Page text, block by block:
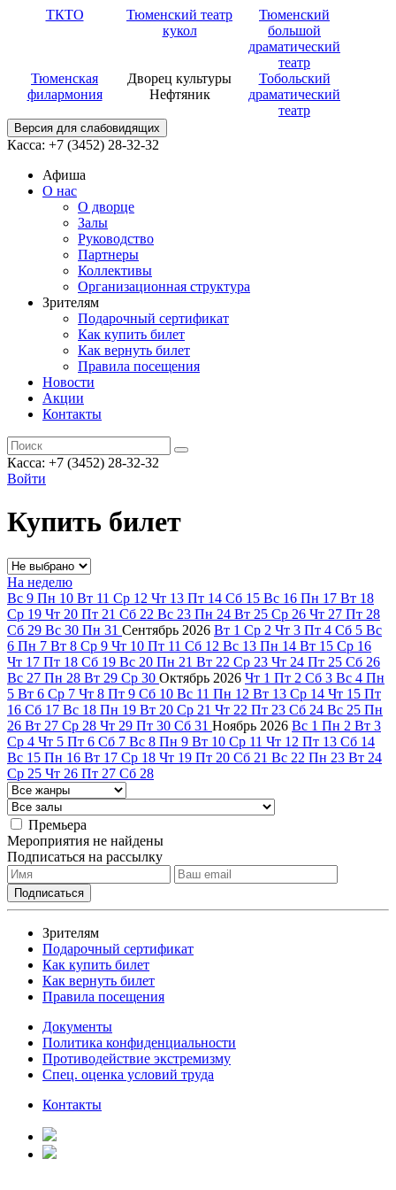
ТКТО
Тюменский театр
кукол
Тюменский
большой
драматический
театр
Тюменская
филармония
Дворец культуры
Нефтяник
Тобольский
драматический
театр
Версия для слабовидящих
Касса: +7 (3452) 28-32-32
Афиша
О нас
О дворце
Залы
Руководство
Партнеры
Коллективы
Организационная структура
Зрителям
Подарочный сертификат
Как купить билет
Как вернуть билет
Правила посещения
Новости
Акции
Контакты
Касса: +7 (3452) 28-32-32
Войти
Купить билет
На неделю
Вс 9 Пн 10 Вт 11 Ср 12 Чт 13 Пт 14 Сб 15 Вс 16 Пн 17 Вт 18
Ср 19 Чт 20 Пт 21 Сб 22 Вс 23 Пн 24 Вт 25 Ср 26 Чт 27 Пт 28
Сб 29 Вс 30 Пн 31 Сентябрь 2026 Вт 1 Ср 2 Чт 3 Пт 4 Сб 5 Вс
6 Пн 7 Вт 8 Ср 9 Чт 10 Пт 11 Сб 12 Вс 13 Пн 14 Вт 15 Ср 16
Чт 17 Пт 18 Сб 19 Вс 20 Пн 21 Вт 22 Ср 23 Чт 24 Пт 25 Сб 26
Вс 27 Пн 28 Вт 29 Ср 30 Октябрь 2026 Чт 1 Пт 2 Сб 3 Вс 4 Пн
5 Вт 6 Ср 7 Чт 8 Пт 9 Сб 10 Вс 11 Пн 12 Вт 13 Ср 14 Чт 15 Пт
16 Сб 17 Вс 18 Пн 19 Вт 20 Ср 21 Чт 22 Пт 23 Сб 24 Вс 25 Пн
26 Вт 27 Ср 28 Чт 29 Пт 30 Сб 31 Ноябрь 2026 Вс 1 Пн 2 Вт 3
Ср 4 Чт 5 Пт 6 Сб 7 Вс 8 Пн 9 Вт 10 Ср 11 Чт 12 Пт 13 Сб 14
Вс 15 Пн 16 Вт 17 Ср 18 Чт 19 Пт 20 Сб 21 Вс 22 Пн 23 Вт 24
Ср 25 Чт 26 Пт 27 Сб 28
Премьера
Мероприятия не найдены
Подписаться на рассылку
Зрителям
Подарочный сертификат
Как купить билет
Как вернуть билет
Правила посещения
Документы
Политика конфиденциальности
Противодействие экстремизму
Спец. оценка условий труда
Контакты